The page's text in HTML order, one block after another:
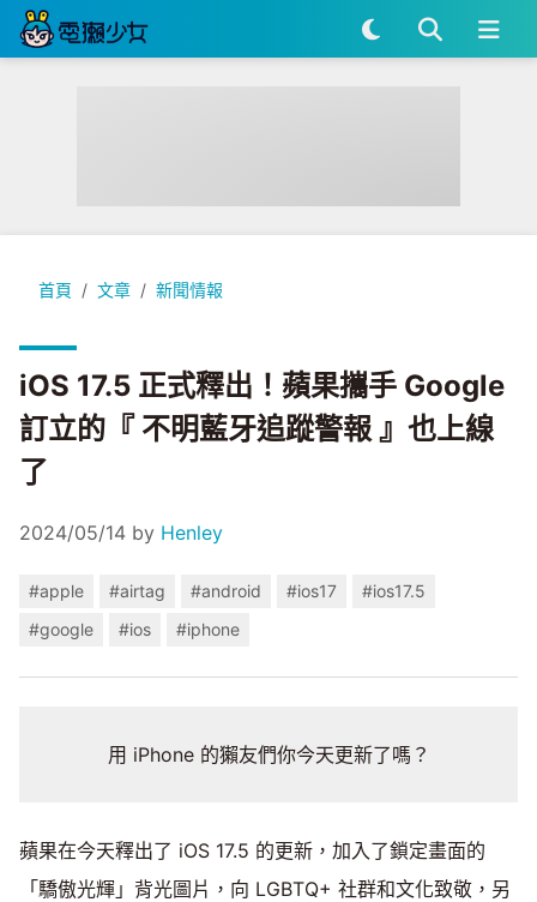
首頁 文章 新聞情報
iOS 17.5 正式釋出！蘋果攜手 Google 訂立的『 不明藍牙追蹤
iOS 17.5 正式釋出！蘋果攜手 Google
訂立的『 不明藍牙追蹤警報 』也上線
了
2024/05/14 by Henley
#apple #airtag #android #ios17
#ios17.5
#google
#ios #iphone
用 iPhone 的獺友們你今天更新了嗎？
蘋果在今天釋出了 iOS 17.5 的更新，加入了鎖定畫面的
「驕傲光輝」背光圖片，向 LGBTQ+ 社群和文化致敬，另